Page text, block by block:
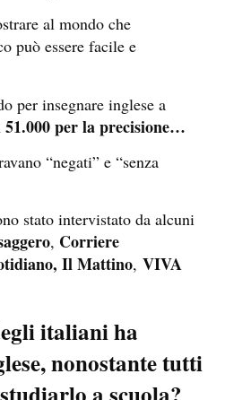
al mondo che
può essere facile e
per insegnare inglese a
per la precisione…
“negati” e “senza
stato intervistato da alcuni
, Corriere
Il Mattino, VIVA
italiani ha
nonostante tutti